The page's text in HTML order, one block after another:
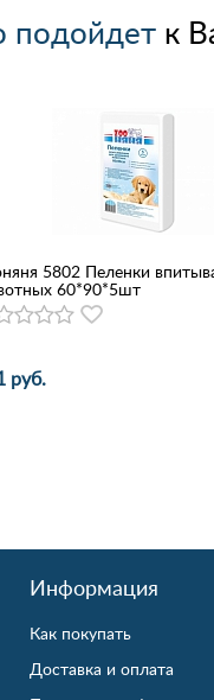
подойдетк
5802 Пеленки
60*90*5шт
руб.
Информация
Как покупать
Доставка и оплата